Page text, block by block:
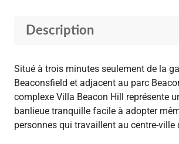
Description
Situé à trois minutes seulement de la
Beaconsfield et adjacent au parc
complexe Villa Beacon Hill représente
banlieue tranquille facile à adopter
personnes qui travaillent au centre-ville